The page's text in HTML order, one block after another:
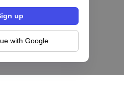
with Google
lanza plataforma
en acciones de EE.